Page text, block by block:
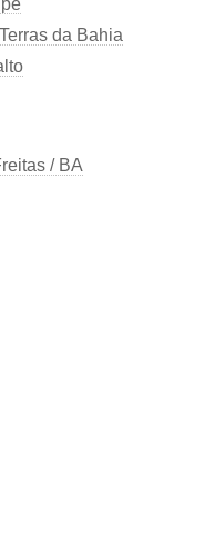
da Bahia
/ BA